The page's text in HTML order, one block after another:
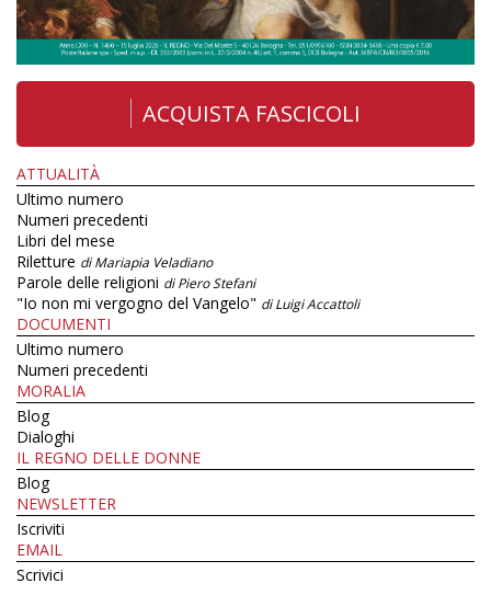
ACQUISTA FASCICOLI
ATTUALITÀ
Ultimo numero
Numeri precedenti
Libri del mese
Riletture di Mariapia Veladiano
Parole delle religioni di Piero Stefani
"Io non mi vergogno del Vangelo" di Luigi Accattoli
DOCUMENTI
Ultimo numero
Numeri precedenti
MORALIA
Blog
Dialoghi
IL REGNO DELLE DONNE
Blog
NEWSLETTER
Iscriviti
EMAIL
Scrivici